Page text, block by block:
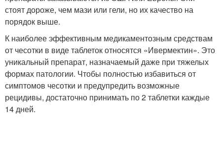
стоят дороже, чем мази или гели, но их качество на
порядок выше.
К наиболее эффективным медикаментозным средствам
от чесотки в виде таблеток относятся «Ивермектин». Это
уникальный препарат, назначаемый даже при тяжелых
формах патологии. Чтобы полностью избавиться от
симптомов чесотки и предупредить возможные
рецидивы, достаточно принимать по 2 таблетки каждые
14 дней.